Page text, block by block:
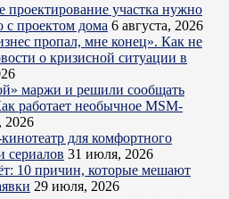
участка нужно
с проектом дома 6 августа, 2026
пропал, мне конец». Как не
о кризисной ситуации в
маржи и решили сообщать
работает необычное MSM-
2026
для комфортного
сериалов 31 июля, 2026
10 причин, которые мешают
29 июля, 2026